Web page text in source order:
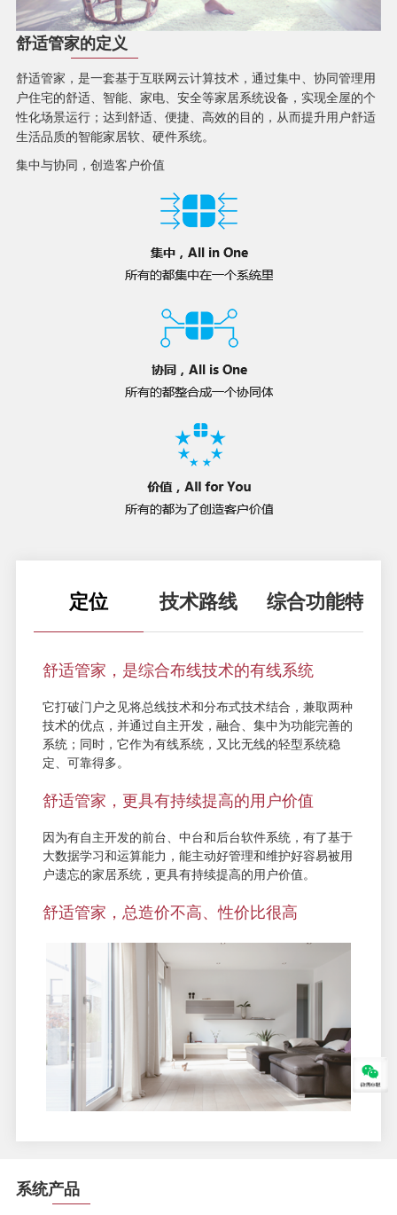
舒适管家的定义
舒适管家，是一套基于互联网云计算技术，通过集中、协同管理用
户住宅的舒适、智能、家电、安全等家居系统设备，实现全屋的个
性化场景运行；达到舒适、便捷、高效的目的，从而提升用户舒适
生活品质的智能家居软、硬件系统。
集中与协同，创造客户价值
定位 技术路线 综合功能特性
舒适管家，是综合布线技术的有线系统
它打破门户之见将总线技术和分布式技术结合，兼取两种
技术的优点，并通过自主开发，融合、集中为功能完善的
系统；同时，它作为有线系统，又比无线的轻型系统稳
定、可靠得多。
舒适管家，更具有持续提高的用户价值
因为有自主开发的前台、中台和后台软件系统，有了基于
大数据学习和运算能力，能主动好管理和维护好容易被用
户遗忘的家居系统，更具有持续提高的用户价值。
舒适管家，总造价不高、性价比很高
系统产品